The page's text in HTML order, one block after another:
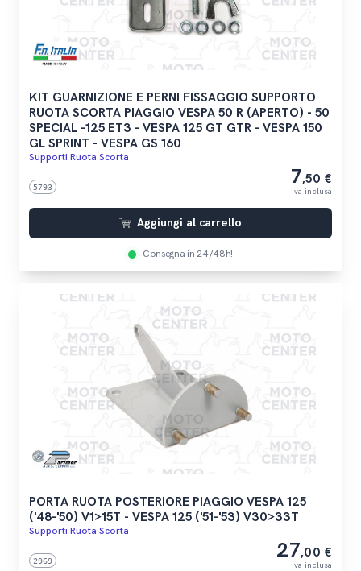
KIT GUARNIZIONE E PERNI FISSAGGIO SUPPORTO
RUOTA SCORTA PIAGGIO VESPA 50 R (APERTO) - 50
SPECIAL -125 ET3 - VESPA 125 GT GTR - VESPA 150
GL SPRINT - VESPA GS 160
Supporti Ruota Scorta
5793 7,50 €
iva inclusa
Aggiungi al carrello
Consegna in 24/48h!
PORTA RUOTA POSTERIORE PIAGGIO VESPA 125
('48-'50) V1>15T - VESPA 125 ('51-'53) V30>33T
Supporti Ruota Scorta
2969 27,00 €
iva inclusa